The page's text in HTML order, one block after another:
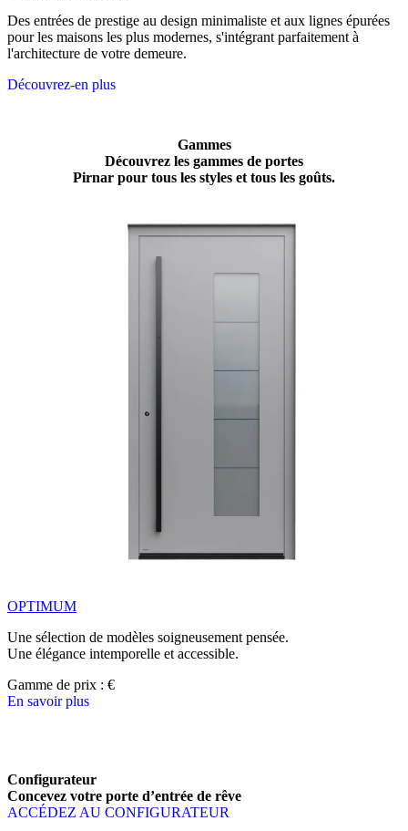
Des entrées de prestige au design minimaliste et aux lignes épurées
pour les maisons les plus modernes, s'intégrant parfaitement à
l'architecture de votre demeure.
Découvrez-en plus
Gammes
Découvrez les gammes de portes
Pirnar pour tous les styles et tous les goûts.
OPTIMUM
Une sélection de modèles soigneusement pensée.
Une élégance intemporelle et accessible.
Gamme de prix : €
En savoir plus
Configurateur
Concevez votre porte d’entrée de rêve
ACCÉDEZ AU CONFIGURATEUR